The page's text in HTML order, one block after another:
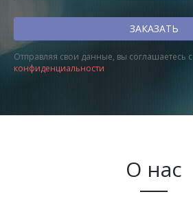
Отправляя свои данные, вы соглашаетесь с
конфиденциальности
О нас